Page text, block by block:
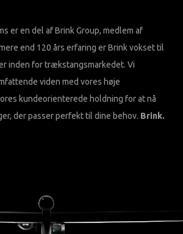
er en del af Brink Group, medlem af
end 120 års erfaring er Brink vokset til
inden for trækstangsmarkedet. Vi
viden med vores høje
kundeorienterede holdning for at nå
der passer perfekt til dine behov. Brink.